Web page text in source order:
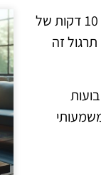
בנוסף לכלל 20-20-20, קו מנחה נוסף שכדאי לזכור הוא כלל 10-10-10. כלל זה מציע שלכל 10 דקות של
10 שניות כדי להסתכל על משהו במרחק של 10 רגל. תרגול זה